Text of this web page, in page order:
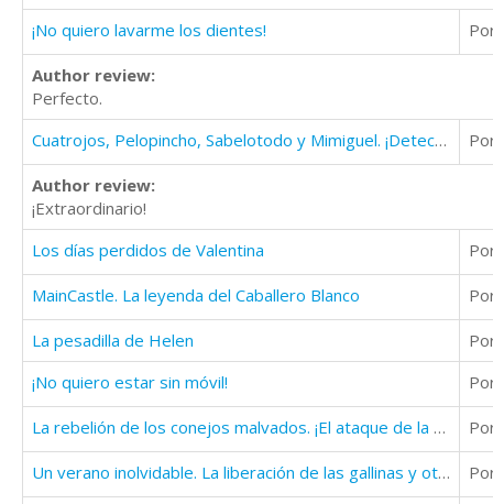
¡No quiero lavarme los dientes!
Author review:
Perfecto.
Cuatrojos, Pelopincho, Sabelotodo y Mimiguel. ¡Detectives Secretos!
Author review:
¡Extraordinario!
Los días perdidos de Valentina
MainCastle. La leyenda del Caballero Blanco
La pesadilla de Helen
¡No quiero estar sin móvil!
La rebelión de los conejos malvados. ¡El ataque de la monería!
Un verano inolvidable. La liberación de las gallinas y otras aventuras.